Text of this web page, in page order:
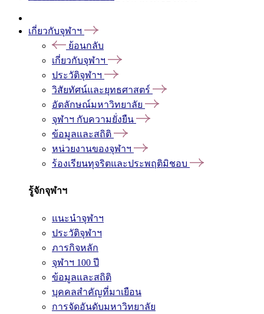
เกี่ยวกับจุฬาฯ
ย้อนกลับ
เกี่ยวกับจุฬาฯ
ประวัติจุฬาฯ
วิสัยทัศน์และยุทธศาสตร์
อัตลักษณ์มหาวิทยาลัย
จุฬาฯ กับความยั่งยืน
ข้อมูลและสถิติ
หน่วยงานของจุฬาฯ
ร้องเรียนทุจริตและประพฤติมิชอบ
รู้จักจุฬาฯ
แนะนำจุฬาฯ
ประวัติจุฬาฯ
ภารกิจหลัก
จุฬาฯ 100 ปี
ข้อมูลและสถิติ
บุคคลสำคัญที่มาเยือน
การจัดอันดับมหาวิทยาลัย